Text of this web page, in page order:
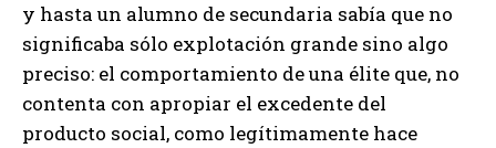
y hasta un alumno de secundaria sabía que no
significaba sólo explotación grande sino algo
preciso: el comportamiento de una élite que, no
contenta con apropiar el excedente del
producto social, como legítimamente hace